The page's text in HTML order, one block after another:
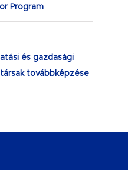
Program
és gazdasági
továbbképzése